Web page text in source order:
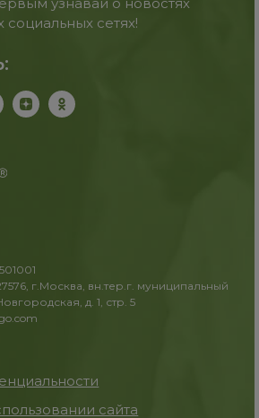
сетях!
г.Москва, вн.тер.г. муниципальный
д. 1, стр. 5
сайта